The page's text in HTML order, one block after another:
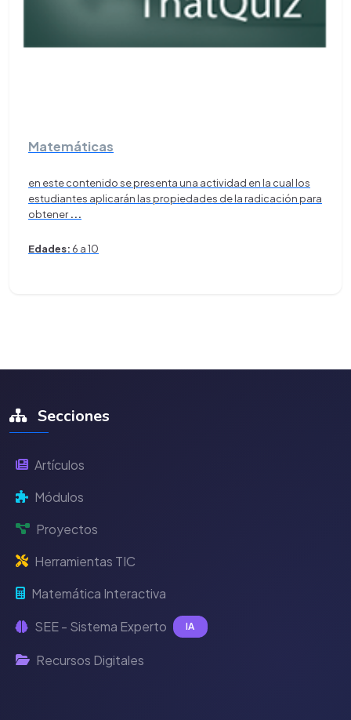
Matemáticas
en este contenido se presenta una actividad en la cual los
estudiantes aplicarán las propiedades de la radicación para
obtener...
Edades: 6 a 10
Secciones
Artículos
Módulos
Proyectos
Herramientas TIC
Matemática Interactiva
SEE - Sistema Experto IA
Recursos Digitales